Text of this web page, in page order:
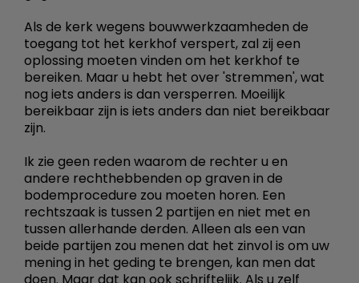
Als de kerk wegens bouwwerkzaamheden de
toegang tot het kerkhof verspert, zal zij een
oplossing moeten vinden om het kerkhof te
bereiken. Maar u hebt het over 'stremmen', wat
nog iets anders is dan versperren. Moeilijk
bereikbaar zijn is iets anders dan niet bereikbaar
zijn.
Ik zie geen reden waarom de rechter u en
andere rechthebbenden op graven in de
bodemprocedure zou moeten horen. Een
rechtszaak is tussen 2 partijen en niet met en
tussen allerhande derden. Alleen als een van
beide partijen zou menen dat het zinvol is om uw
mening in het geding te brengen, kan men dat
doen. Maar dat kan ook schriftelijk. Als u zelf